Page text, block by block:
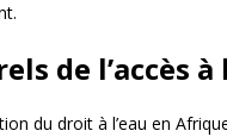
de l’accès à
du droit à l’eau en